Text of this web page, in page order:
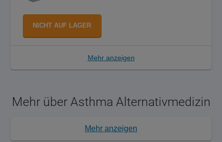
NICHT AUF LAGER
Mehr anzeigen
Mehr über Asthma Alternativmedizin
Mehr anzeigen